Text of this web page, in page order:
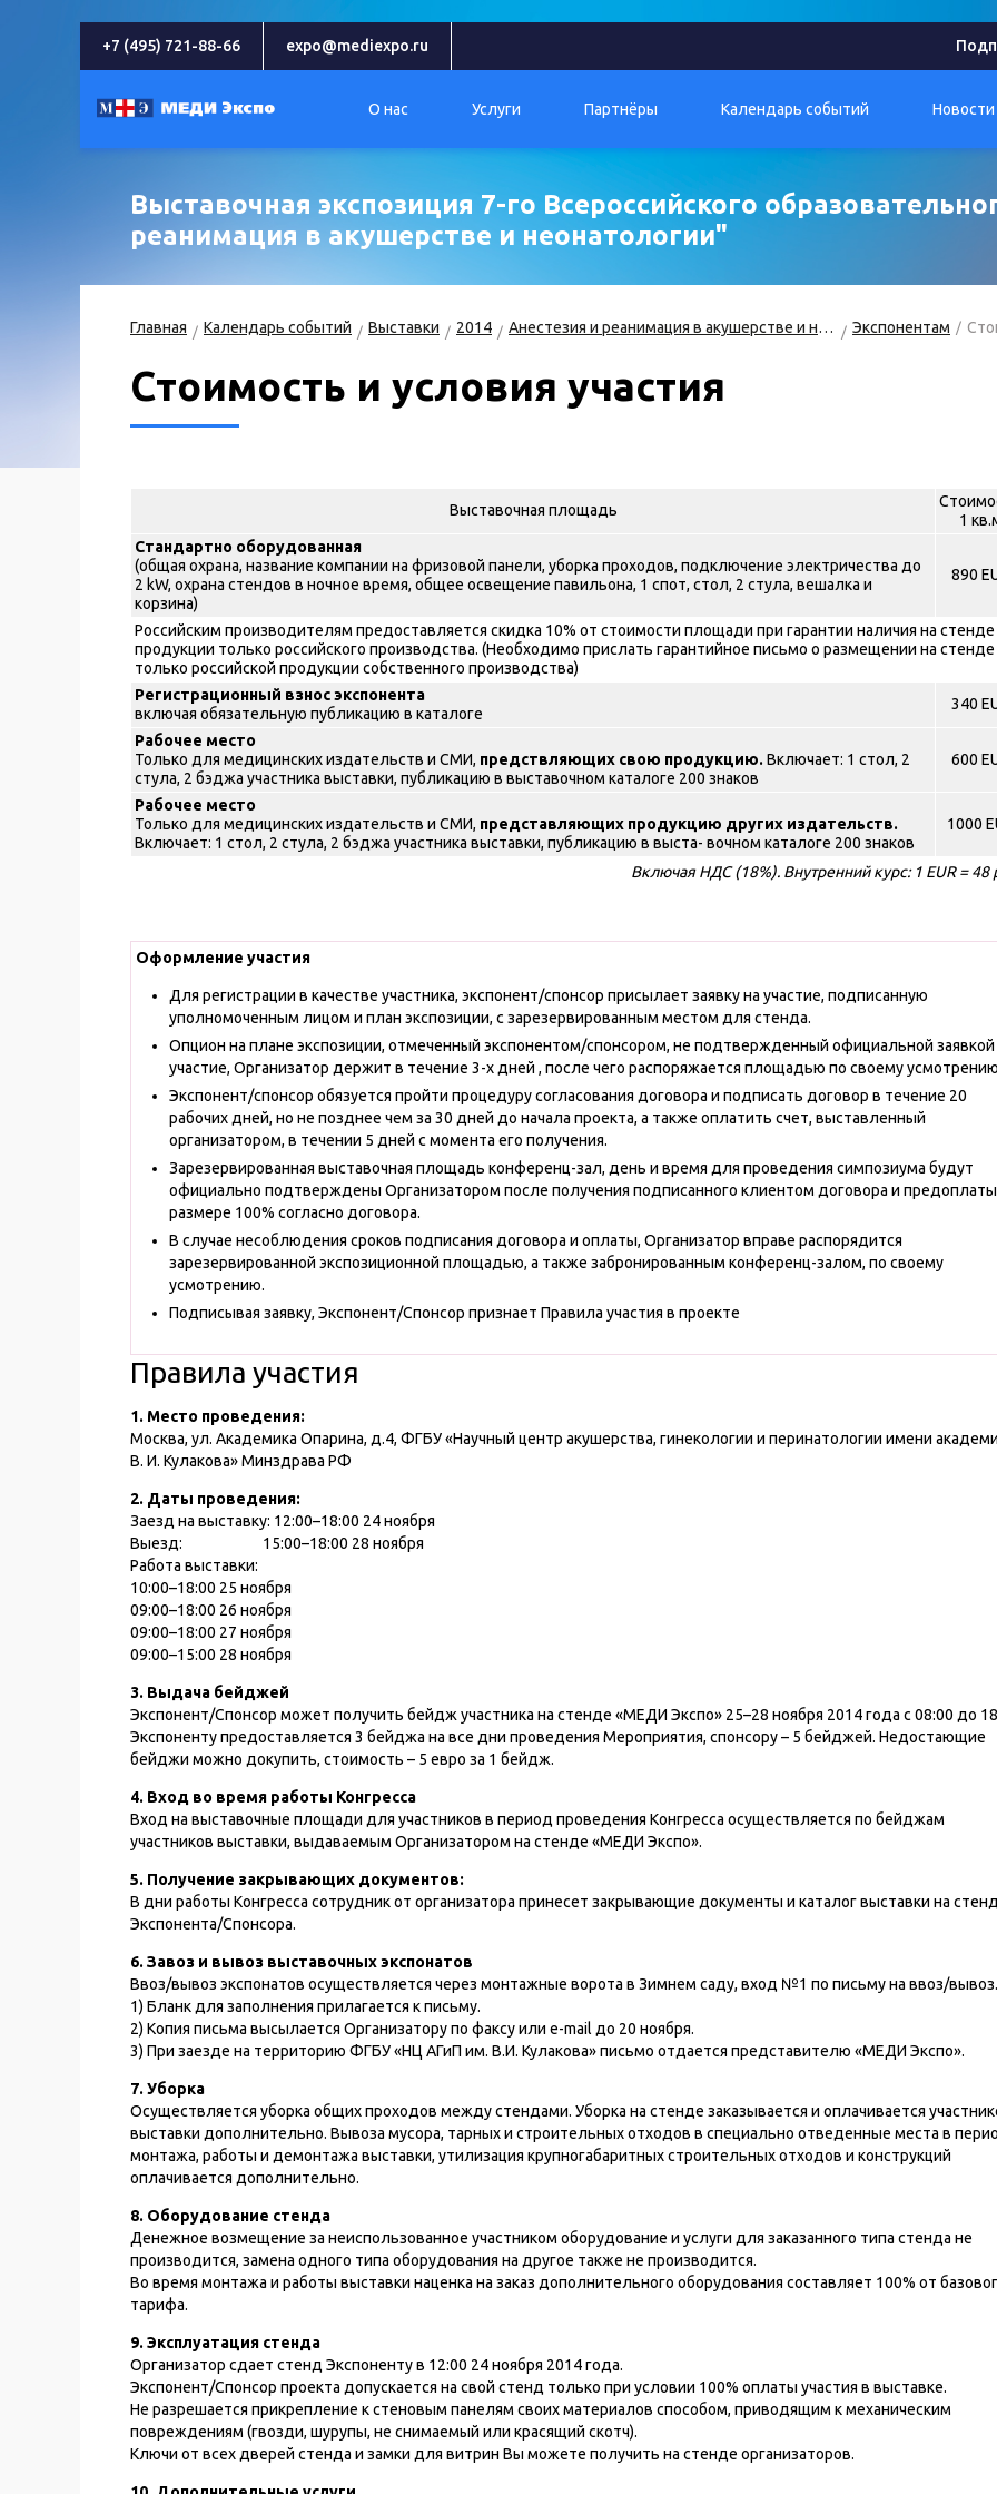
+7 (495) 721-88-66 expo@mediexpo.ru
О нас Услуги Партнёры Календарь событий Новости
Выставочная экспозиция 7-го Всероссийского
реанимация в акушерстве и неонатологии"
Главная Календарь событий Выставки 2014 Анестезия и реанимация в акушерстве и неонатологии Экспонентам
Стоимость и условия участия
Выставочная площадь
1
Стандартно оборудованная
(общая охрана, название компании на фризовой панели, уборка проходов, подключение электричества до
2 kW, охрана стендов в ночное время, общее освещение павильона, 1 спот, стол, 2 стула, вешалка и
корзина)
890
Российским производителям предоставляется скидка 10% от стоимости площади при гарантии наличия на стенде
продукции только российского производства. (Необходимо прислать гарантийное письмо о размещении на стенде
только российской продукции собственного производства)
Регистрационный взнос экспонента
включая обязательную публикацию в каталоге
340
Рабочее место
Только для медицинских издательств и СМИ, предствляющих свою продукцию. Включает: 1 стол, 2
стула, 2 бэджа участника выставки, публикацию в выставочном каталоге 200 знаков
600
Рабочее место
Только для медицинских издательств и СМИ, представляющих продукцию других издательств.
Включает: 1 стол, 2 стула, 2 бэджа участника выставки, публикацию в выста- вочном каталоге 200 знаков
1000
Включая НДС (18%). Внутренний курс: 1 EUR = 48
Оформление участия
Для регистрации в качестве участника, экспонент/спонсор присылает заявку на участие, подписанную
уполномоченным лицом и план экспозиции, с зарезервированным местом для стенда.
Опцион на плане экспозиции, отмеченный экспонентом/спонсором, не подтвержденный официальной заявкой
участие, Организатор держит в течение 3-х дней , после чего распоряжается площадью по своему усмотрению
Экспонент/спонсор обязуется пройти процедуру согласования договора и подписать договор в течение 20
рабочих дней, но не позднее чем за 30 дней до начала проекта, а также оплатить счет, выставленный
организатором, в течении 5 дней с момента его получения.
Зарезервированная выставочная площадь конференц-зал, день и время для проведения симпозиума будут
официально подтверждены Организатором после получения подписанного клиентом договора и
размере 100% согласно договора.
В случае несоблюдения сроков подписания договора и оплаты, Организатор вправе распорядится
зарезервированной экспозиционной площадью, а также забронированным конференц-залом, по своему
усмотрению.
Подписывая заявку, Экспонент/Спонсор признает Правила участия в проекте
Правила участия
1. Место проведения:
Москва, ул. Академика Опарина, д.4, ФГБУ «Научный центр акушерства, гинекологии и перинатологии имени
В. И. Кулакова» Минздрава РФ
2. Даты проведения:
Заезд на выставку: 12:00–18:00 24 ноября
Выезд: 15:00–18:00 28 ноября
Работа выставки:
10:00–18:00 25 ноября
09:00–18:00 26 ноября
09:00–18:00 27 ноября
09:00–15:00 28 ноября
3. Выдача бейджей
Экспонент/Спонсор может получить бейдж участника на стенде «МЕДИ Экспо» 25–28 ноября 2014 года с 08:00 до
Экспоненту предоставляется 3 бейджа на все дни проведения Мероприятия, спонсору – 5 бейджей. Недостающие
бейджи можно докупить, стоимость – 5 евро за 1 бейдж.
4. Вход во время работы Конгресса
Вход на выставочные площади для участников в период проведения Конгресса осуществляется по бейджам
участников выставки, выдаваемым Организатором на стенде «МЕДИ Экспо».
5. Получение закрывающих документов:
В дни работы Конгресса сотрудник от организатора принесет закрывающие документы и каталог выставки на стенд
Экспонента/Спонсора.
6. Завоз и вывоз выставочных экспонатов
Ввоз/вывоз экспонатов осуществляется через монтажные ворота в Зимнем саду, вход №1 по письму на ввоз/вывоз.
1) Бланк для заполнения прилагается к письму.
2) Копия письма высылается Организатору по факсу или e-mail до 20 ноября.
3) При заезде на территорию ФГБУ «НЦ АГиП им. В.И. Кулакова» письмо отдается представителю «МЕДИ Экспо».
7. Уборка
Осуществляется уборка общих проходов между стендами. Уборка на стенде заказывается и оплачивается
выставки дополнительно. Вывоза мусора, тарных и строительных отходов в специально отведенные места в
монтажа, работы и демонтажа выставки, утилизация крупногабаритных строительных отходов и конструкций
оплачивается дополнительно.
8. Оборудование стенда
Денежное возмещение за неиспользованное участником оборудование и услуги для заказанного типа стенда не
производится, замена одного типа оборудования на другое также не производится.
Во время монтажа и работы выставки наценка на заказ дополнительного оборудования составляет 100% от
тарифа.
9. Эксплуатация стенда
Организатор сдает стенд Экспоненту в 12:00 24 ноября 2014 года.
Экспонент/Спонсор проекта допускается на свой стенд только при условии 100% оплаты участия в выставке.
Не разрешается прикрепление к стеновым панелям своих материалов способом, приводящим к механическим
повреждениям (гвозди, шурупы, не снимаемый или красящий скотч).
Ключи от всех дверей стенда и замки для витрин Вы можете получить на стенде организаторов.